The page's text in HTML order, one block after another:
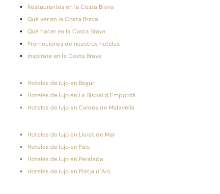
Restaurantes en la Costa Brava
Qué ver en la Costa Brava
Qué hacer en la Costa Brava
Promociones de nuestros hoteles
Inspírate en la Costa Brava
Hoteles de lujo en Begur
Hoteles de lujo en La Bisbal d’Empordà
Hoteles de lujo en Caldes de Malavella
Hoteles de lujo en Lloret de Mar
Hoteles de lujo en Pals
Hoteles de lujo en Peralada
Hoteles de lujo en Platja d’Aro